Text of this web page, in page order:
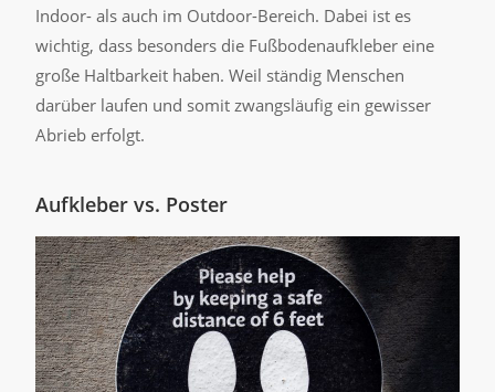
Indoor- als auch im Outdoor-Bereich. Dabei ist es
wichtig, dass besonders die Fußbodenaufkleber eine
große Haltbarkeit haben. Weil ständig Menschen
darüber laufen und somit zwangsläufig ein gewisser
Abrieb erfolgt.
Aufkleber vs. Poster